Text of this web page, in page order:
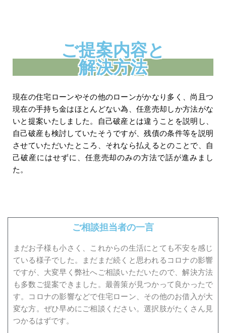
ご提案内容と
解決方法
現在の住宅ローンやその他のローンがかなり多く、尚且つ
現在の手持ち金はほとんどない為、任意売却しか方法がな
いと提案いたしました。自己破産とは違うことを説明し、
自己破産も検討していたそうですが、残債の条件等を説明
させていただいたところ、それなら払えるとのことで、自
己破産にはせずに、任意売却のみの方法で話が進みまし
た。
ご相談担当者の一言
まだお子様も小さく、これからの生活にとても不安を感じ
ている様子でした。まだまだ続くと思われるコロナの影響
ですが、大変早く弊社へご相談いただいたので、解決方法
も多数ご提案できました。最善策が見つかって良かったで
す。コロナの影響などで住宅ローン、その他のお借入が大
変な方。ぜひ早めにご相談ください。選択肢がたくさん見
つかるはずです。